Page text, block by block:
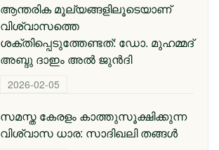
ആന്തരിക മൂല്യങ്ങളിലൂടെയാണ്
വിശ്വാസത്തെ
ശക്തിപ്പെടുത്തേണ്ടത്: ഡോ. മുഹമ്മദ്
അബ്ദു ദാഇം അല്‍ ജുന്‍ദി
2026-02-05
സമസ്ത കേരളം കാത്തുസൂക്ഷിക്കുന്ന
വിശ്വാസ ധാര: സാദിഖലി തങ്ങൾ